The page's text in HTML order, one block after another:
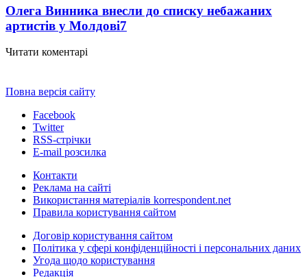
Олега Винника внесли до списку небажаних
артистів у Молдові7
Читати коментарі
Повна версія сайту
Facebook
Twitter
RSS-стрічки
E-mail розсилка
Контакти
Реклама на сайті
Використання матеріалів korrespondent.net
Правила користування сайтом
Договір користування сайтом
Політика у сфері конфіденційності і персональних даних
Угода щодо користування
Редакція